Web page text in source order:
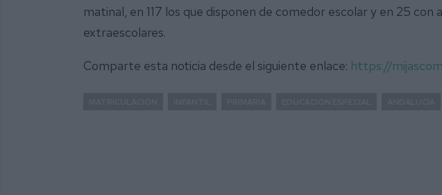
matinal, en 117 los que disponen de comedor escolar y en 25 con
extraescolares.
Comparte esta noticia desde el siguiente enlace: https://